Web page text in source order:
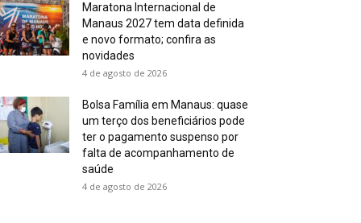
Maratona Internacional de
Manaus 2027 tem data definida
e novo formato; confira as
novidades
4 de agosto de 2026
Bolsa Família em Manaus: quase
um terço dos beneficiários pode
ter o pagamento suspenso por
falta de acompanhamento de
saúde
4 de agosto de 2026